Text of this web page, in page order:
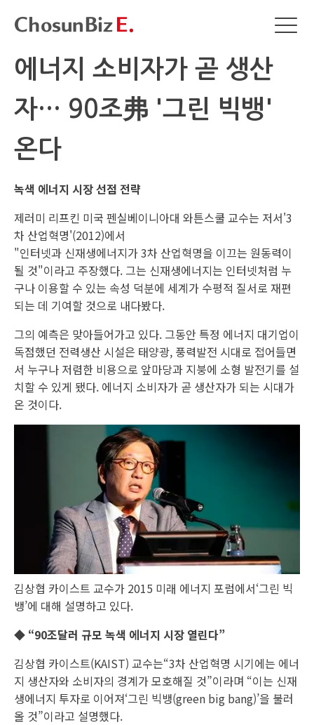
에너지 소비자가 곧 생산
자… 90조弗 '그린 빅뱅'
온다
녹색 에너지 시장 선점 전략
제러미 리프킨 미국 펜실베이니아대 와튼스쿨 교수는 저서'3
차 산업혁명'(2012)에서
"인터넷과 신재생에너지가 3차 산업혁명을 이끄는 원동력이
될 것"이라고 주장했다. 그는 신재생에너지는 인터넷처럼 누
구나 이용할 수 있는 속성 덕분에 세계가 수평적 질서로 재편
되는 데 기여할 것으로 내다봤다.
그의 예측은 맞아들어가고 있다. 그동안 특정 에너지 대기업이
독점했던 전력생산 시설은 태양광, 풍력발전 시대로 접어들면
서 누구나 저렴한 비용으로 앞마당과 지붕에 소형 발전기를 설
치할 수 있게 됐다. 에너지 소비자가 곧 생산자가 되는 시대가
온 것이다.
김상협 카이스트 교수가 2015 미래 에너지 포럼에서‘그린 빅
뱅’에 대해 설명하고 있다.
◆ “90조달러 규모 녹색 에너지 시장 열린다”
김상협 카이스트(KAIST) 교수는“3차 산업혁명 시기에는 에너
지 생산자와 소비자의 경계가 모호해질 것”이라며 “이는 신재
생에너지 투자로 이어져‘그린 빅뱅(green big bang)’을 불러
올 것”이라고 설명했다.